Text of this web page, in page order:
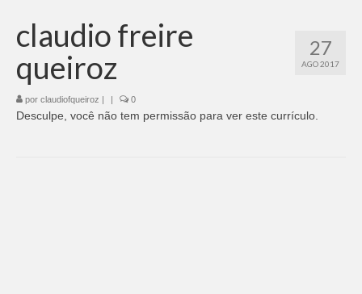
Área do Candidato
Cadastrar Currículo
Meus Currículos
27
AGO 2017
claudio freire
queiroz
por claudiofqueiroz | | 0
Desculpe, você não tem permissão para ver este currículo.